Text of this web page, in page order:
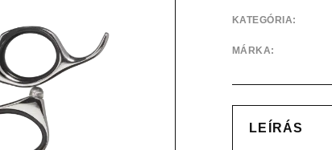
KATEGÓRIA:
MÁRKA:
LEÍRÁS